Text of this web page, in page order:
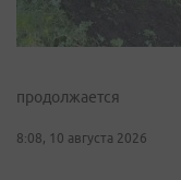
продолжается
8:08, 10 августа 2026